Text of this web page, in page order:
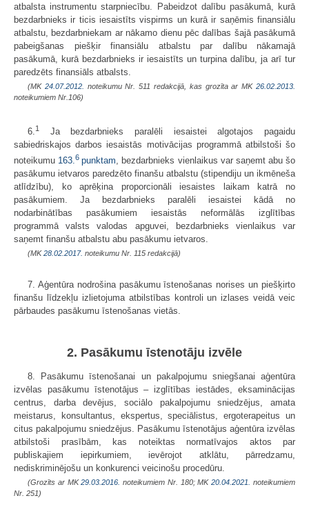
atbalsta instrumentu starpniecību. Pabeidzot dalību pasākumā, kurā
bezdarbnieks ir ticis iesaistīts vispirms un kurā ir saņēmis finansiālu
atbalstu, bezdarbniekam ar nākamo dienu pēc dalības šajā pasākumā
pabeigšanas piešķir finansiālu atbalstu par dalību nākamajā
pasākumā, kurā bezdarbnieks ir iesaistīts un turpina dalību, ja arī tur
paredzēts finansiāls atbalsts.
(MK 24.07.2012. noteikumu Nr. 511 redakcijā, kas grozīta ar MK26.02.2013.
noteikumiem Nr.106)
6. 1
Ja bezdarbnieks paralēli iesaistei algotajos pagaidu
sabiedriskajos darbos iesaistās motivācijas programmā atbilstoši šo
noteikumu 163.6punktam, bezdarbnieks vienlaikus var saņemt abu šo
pasākumu ietvaros paredzēto finanšu atbalstu (stipendiju un ikmēneša
atlīdzību), ko aprēķina proporcionāli iesaistes laikam katrā no
pasākumiem. Ja bezdarbnieks paralēli iesaistei kādā no
nodarbinātības pasākumiem iesaistās neformālās izglītības
programmā valsts valodas apguvei, bezdarbnieks vienlaikus var
saņemt finanšu atbalstu abu pasākumu ietvaros.
(MK28.02.2017. noteikumu Nr. 115 redakcijā)
7. Aģentūra nodrošina pasākumu īstenošanas norises un piešķirto
finanšu līdzekļu izlietojuma atbilstības kontroli un izlases veidā veic
pārbaudes pasākumu īstenošanas vietās.
2. Pasākumu īstenotāju izvēle
8. Pasākumu īstenošanai un pakalpojumu sniegšanai aģentūra
izvēlas pasākumu īstenotājus – izglītības iestādes, eksaminācijas
centrus, darba devējus, sociālo pakalpojumu sniedzējus, amata
meistarus, konsultantus, ekspertus, speciālistus, ergoterapeitus un
citus pakalpojumu sniedzējus. Pasākumu īstenotājus aģentūra izvēlas
atbilstoši prasībām, kas noteiktas normatīvajos aktos par
publiskajiem iepirkumiem, ievērojot atklātu, pārredzamu,
nediskriminējošu un konkurenci veicinošu procedūru.
(Grozīts ar MK29.03.2016. noteikumiem Nr. 180; MK20.04.2021.
noteikumiem
Nr. 251)